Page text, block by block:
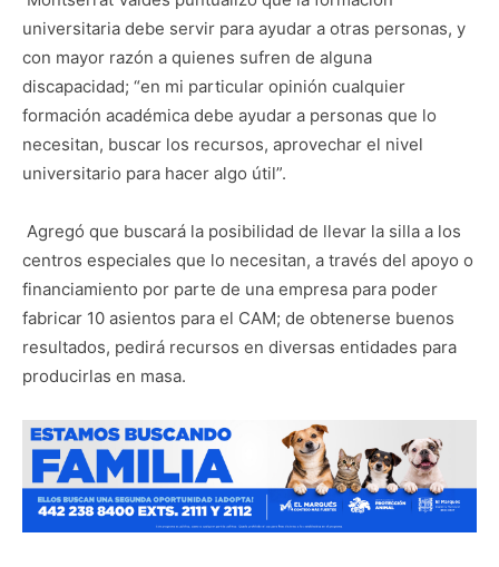
universitaria debe servir para ayudar a otras personas, y
con mayor razón a quienes sufren de alguna
discapacidad; “en mi particular opinión cualquier
formación académica debe ayudar a personas que lo
necesitan, buscar los recursos, aprovechar el nivel
universitario para hacer algo útil”.
Agregó que buscará la posibilidad de llevar la silla a los
centros especiales que lo necesitan, a través del apoyo o
financiamiento por parte de una empresa para poder
fabricar 10 asientos para el CAM; de obtenerse buenos
resultados, pedirá recursos en diversas entidades para
producirlas en masa.